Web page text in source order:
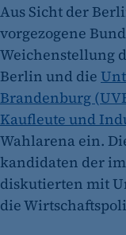
Aus Sicht der
vorgezogene
Weichenstellung
Berlin und die
Brandenburg
Kaufleute und
Wahlarena ein.
kandidaten der
diskutierten mit
die